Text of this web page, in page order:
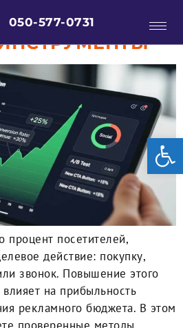
050-577-0731
процент посетителей,
действие: покупку,
звонок. Повышение этого
на прибыльность
рекламного бюджета. В этом
проверенные методы